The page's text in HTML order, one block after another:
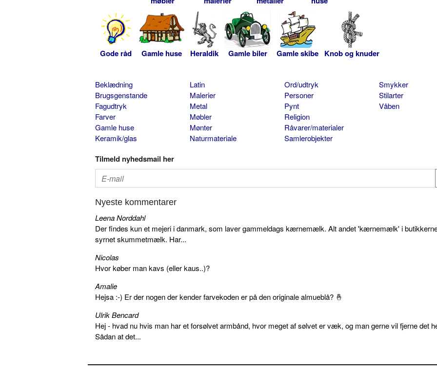
Gode råd Gamle huse Heraldik Gamle biler Gamle skibe Knob og knuder
Beklædning
Brugsgenstande
Fagudtryk
Farver
Gamle huse
Keramik/glas
Latin
Malerier
Metal
Møbler
Mønter
Naturmateriale
Ord/udtryk
Personer
Pynt
Religion
Råvarer/materialer
Samlerobjekter
Smykker
Stilarter
Våben
Tilmeld nyhedsmail her
Nyeste kommentarer
Leena Norddahl
Der findes kun et mejeri i danmark, som laver gammeldags kærnemælk. Alt andet 'kærnemælk' i
syrnet skummetmælk. Har...
Nicolas
Hvor køber man kavs (eller kaus..)?
Amalie
Hejsa :-) Er der nogen der kender farvekoden er på den originale almueblå? 🤞
Ulrik Bencard
Hej - hvad nu hvis man har et forsølvet armbånd, hvor meget af sølvet er væk, og man gerne vil fjerne det
Sådan at det...